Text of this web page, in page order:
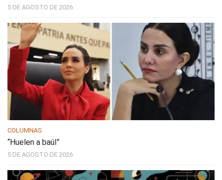
5 DE AGOSTO DE 2026
COLUMNAS
“Huelen a baúl”
5 DE AGOSTO DE 2026